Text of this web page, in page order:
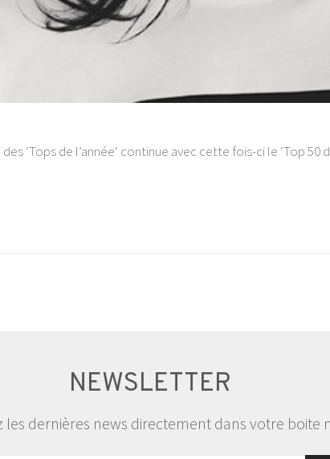
‘Tops de l’année‘ continue avec cette fois-ci le ‘Top
NEWSLETTER
les dernières news directement dans votre boite